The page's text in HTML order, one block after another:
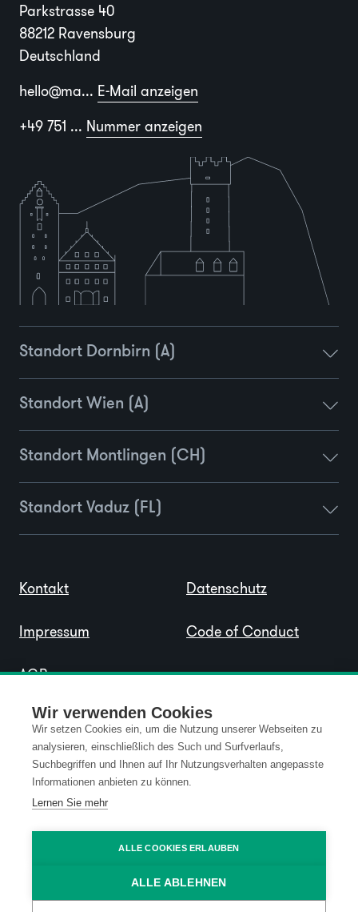
Wir verwenden Cookies
Wir setzen Cookies ein, um die Nutzung unserer Webseiten zu
analysieren, einschließlich des Such und Surfverlaufs,
Suchbegriffen und Ihnen auf Ihr Nutzungsverhalten angepasste
Informationen anbieten zu können.
Lernen Sie mehr
ALLE COOKIES ERLAUBEN
ALLE ABLEHNEN
Parkstrasse 40
88212 Ravensburg
Deutschland
hello@ma... E-Mail anzeigen
+49 751 ... Nummer anzeigen
Standort Dornbirn (A)
Standort Wien (A)
Standort Montlingen (CH)
Standort Vaduz (FL)
Kontakt
Impressum
AGB
Datenschutz
Code of Conduct